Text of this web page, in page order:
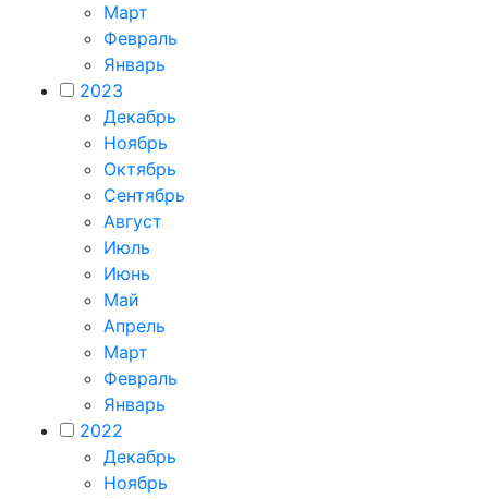
Март
Февраль
Январь
2023
Декабрь
Ноябрь
Октябрь
Сентябрь
Август
Июль
Июнь
Май
Апрель
Март
Февраль
Январь
2022
Декабрь
Ноябрь